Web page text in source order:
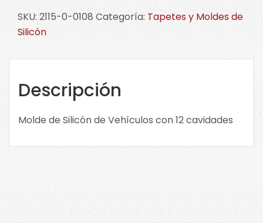
Vehículos
c/12.
2115-
cantidad
SKU: 2115-0-0108 Categoría: Tapetes y Moldes de
Silicón
Descripción
Molde de Silicón de Vehículos con 12 cavidades